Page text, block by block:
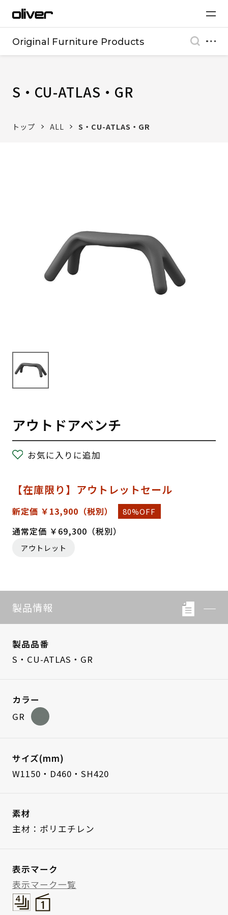
Original Furniture Products
S・CU-ATLAS・GR
トップ ALL S・CU-ATLAS・GR
アウトドアベンチ
お気に入りに追加
【在庫限り】アウトレットセール
新定価 ￥13,900 （税別） 80%OFF
通常定価 ￥69,300（税別）
アウトレット
製品情報
製品品番
S・CU-ATLAS・GR
カラー
GR
サイズ(mm)
W1150・D460・SH420
素材
主材：ポリエチレン
表示マーク
表示マーク一覧